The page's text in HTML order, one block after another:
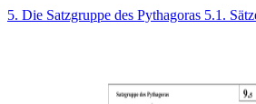
5. Die Satzgruppe des Pythagoras 5.1.